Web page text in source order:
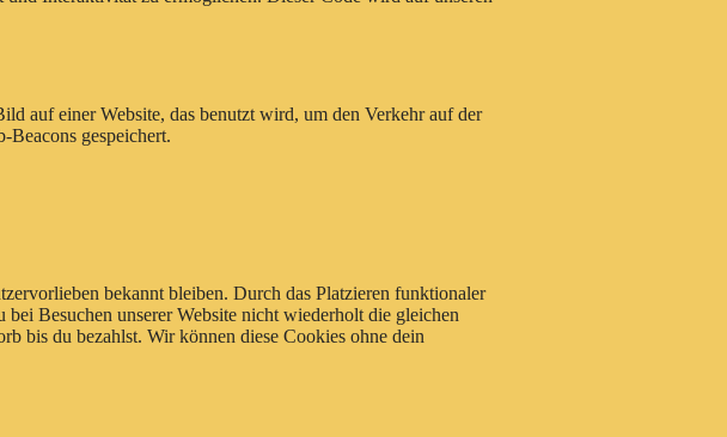
auf einer Website, das benutzt wird, um den Verkehr auf der
gespeichert.
bekannt bleiben. Durch das Platzieren funktionaler
Besuchen unserer Website nicht wiederholt die gleichen
bis du bezahlst. Wir können diese Cookies ohne dein